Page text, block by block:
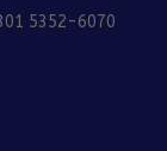
5352-6070